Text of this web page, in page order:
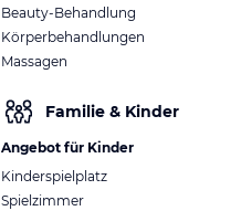
Beauty-Behandlung
Körperbehandlungen
Massagen
Familie & Kinder
Angebot für Kinder
Kinderspielplatz
Spielzimmer